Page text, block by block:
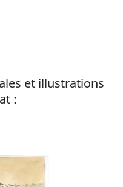
et illustrations
: